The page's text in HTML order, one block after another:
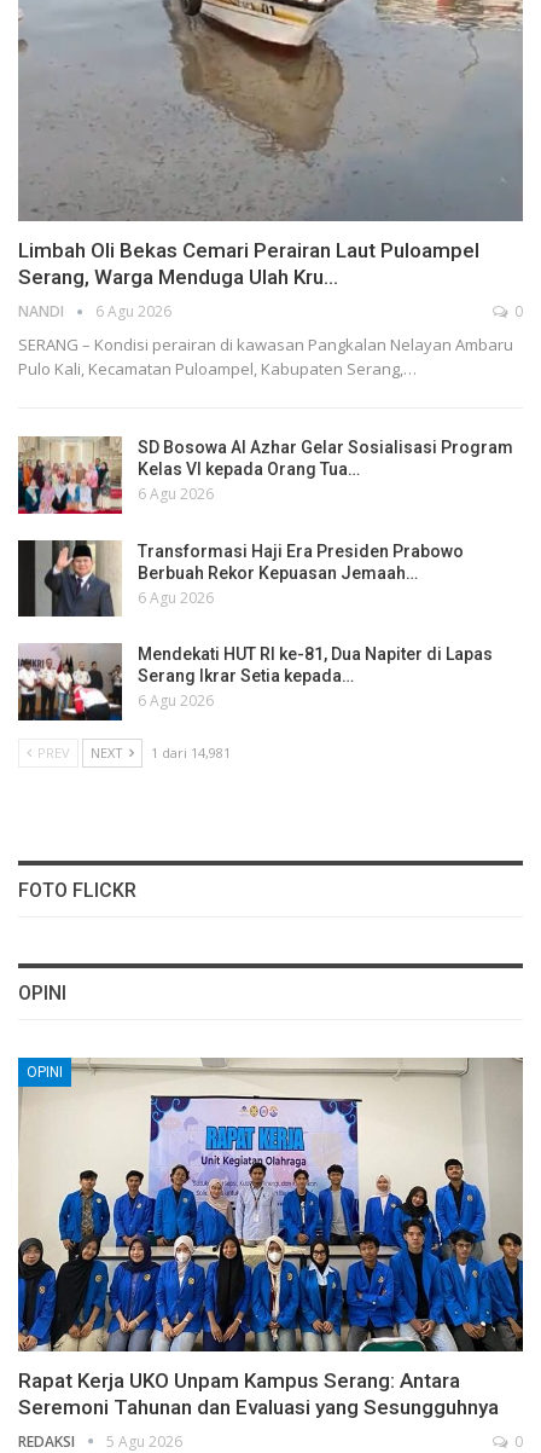
Limbah Oli Bekas Cemari Perairan Laut Puloampel
Serang, Warga Menduga Ulah Kru…
NANDI 6 Agu 2026 0
SERANG – Kondisi perairan di kawasan Pangkalan Nelayan Ambaru
Pulo Kali, Kecamatan Puloampel, Kabupaten Serang,…
SD Bosowa Al Azhar Gelar Sosialisasi Program
Kelas VI kepada Orang Tua…
6 Agu 2026
Transformasi Haji Era Presiden Prabowo
Berbuah Rekor Kepuasan Jemaah…
6 Agu 2026
Mendekati HUT RI ke-81, Dua Napiter di Lapas
Serang Ikrar Setia kepada…
6 Agu 2026
PREV NEXT 1 dari 14,981
FOTO FLICKR
OPINI
OPINI
Rapat Kerja UKO Unpam Kampus Serang: Antara
Seremoni Tahunan dan Evaluasi yang Sesungguhnya
REDAKSI 5 Agu 2026 0